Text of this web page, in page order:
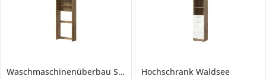
Waschmaschinenüberbau Schloonsee
Hochschrank Waldsee